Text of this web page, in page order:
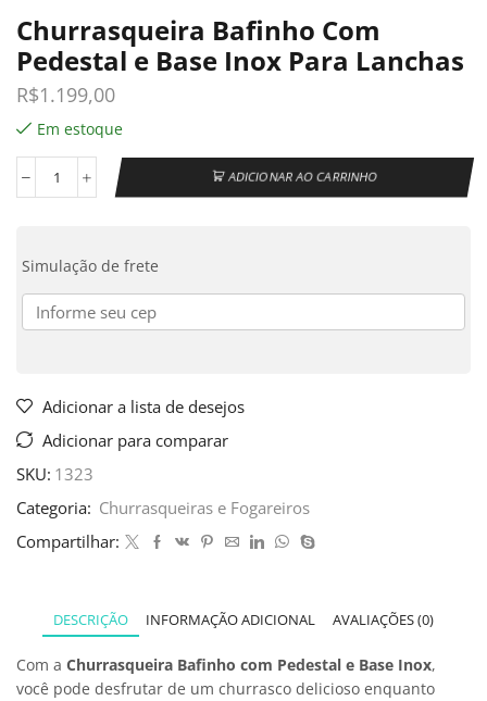
Churrasqueira Bafinho Com
Pedestal e Base Inox Para Lanchas
R$1.199,00
Em estoque
ADICIONAR AO CARRINHO
Simulação de frete
Adicionar a lista de desejos
Adicionar para comparar
SKU: 1323
Categoria: Churrasqueiras e Fogareiros
Compartilhar:
DESCRIÇÃO INFORMAÇÃO ADICIONAL AVALIAÇÕES (0)
Com a Churrasqueira Bafinho com Pedestal e Base Inox,
você pode desfrutar de um churrasco delicioso enquanto